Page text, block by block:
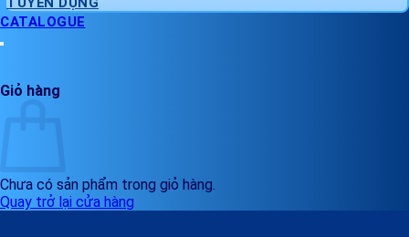
CATALOGUE
Giỏ hàng
Chưa có sản phẩm trong giỏ hàng.
Quay trở lại cửa hàng